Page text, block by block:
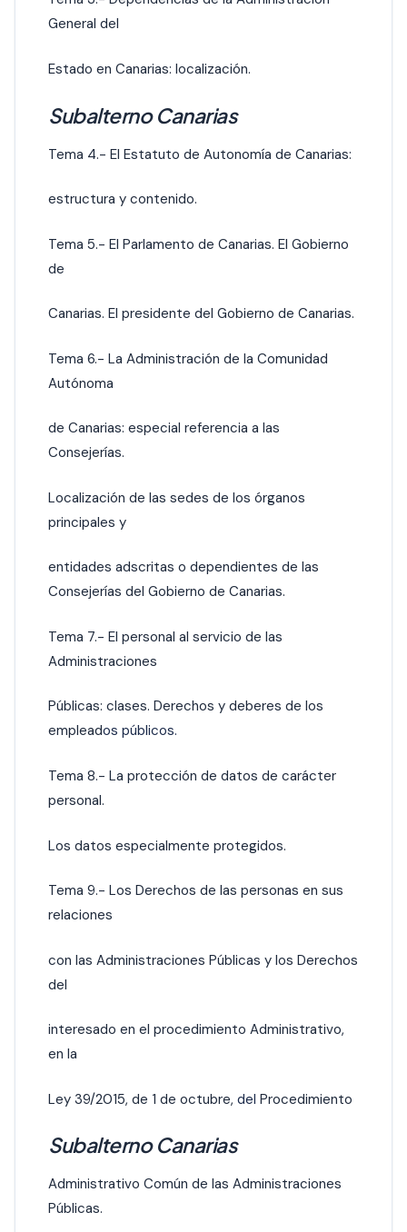
General del
Estado en Canarias: localización.
Subalterno Canarias
Tema 4.- El Estatuto de Autonomía de Canarias:
estructura y contenido.
Tema 5.- El Parlamento de Canarias. El Gobierno
de
Canarias. El presidente del Gobierno de Canarias.
Tema 6.- La Administración de la Comunidad
Autónoma
de Canarias: especial referencia a las
Consejerías.
Localización de las sedes de los órganos
principales y
entidades adscritas o dependientes de las
Consejerías del Gobierno de Canarias.
Tema 7.- El personal al servicio de las
Administraciones
Públicas: clases. Derechos y deberes de los
empleados públicos.
Tema 8.- La protección de datos de carácter
personal.
Los datos especialmente protegidos.
Tema 9.- Los Derechos de las personas en sus
relaciones
con las Administraciones Públicas y los Derechos
del
interesado en el procedimiento Administrativo,
en la
Ley 39/2015, de 1 de octubre, del Procedimiento
Subalterno Canarias
Administrativo Común de las Administraciones
Públicas.